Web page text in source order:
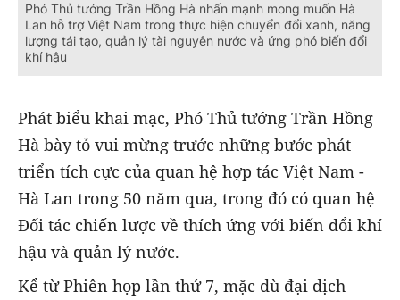
Phó Thủ tướng Trần Hồng Hà nhấn mạnh mong muốn Hà
Lan hỗ trợ Việt Nam trong thực hiện chuyển đổi xanh, năng
lượng tái tạo, quản lý tài nguyên nước và ứng phó biến đổi
khí hậu
Phát biểu khai mạc, Phó Thủ tướng Trần Hồng
Hà bày tỏ vui mừng trước những bước phát
triển tích cực của quan hệ hợp tác Việt Nam -
Hà Lan trong 50 năm qua, trong đó có quan hệ
Đối tác chiến lược về thích ứng với biến đổi khí
hậu và quản lý nước.
Kể từ Phiên họp lần thứ 7, mặc dù đại dịch